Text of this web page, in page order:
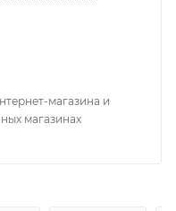
магазина и
магазинах